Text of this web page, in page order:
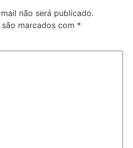
não será publicado.
marcados com *